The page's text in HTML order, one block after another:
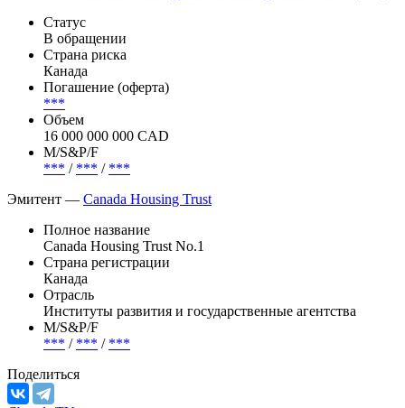
Статус
В обращении
Страна риска
Канада
Погашение (оферта)
***
Объем
16 000 000 000 CAD
М/S&P/F
*** / *** / ***
Эмитент — Canada Housing Trust
Полное название
Canada Housing Trust No.1
Страна регистрации
Канада
Отрасль
Институты развития и государственные агентства
М/S&P/F
*** / *** / ***
Поделиться